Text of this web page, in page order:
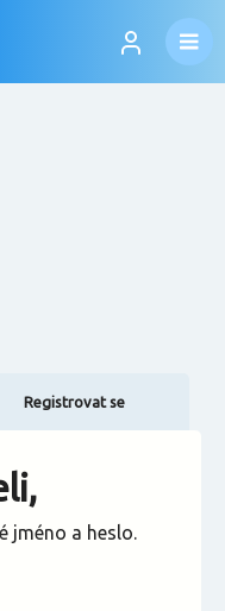
Registrovat se
jméno a heslo.